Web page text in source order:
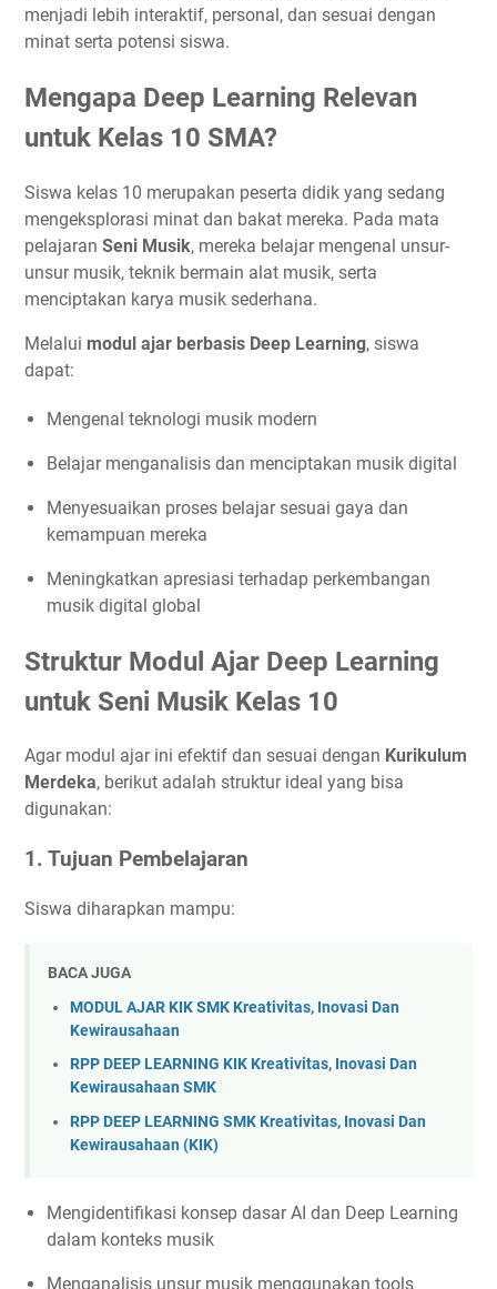
menjadi lebih interaktif, personal, dan sesuai dengan
minat serta potensi siswa.
Mengapa Deep Learning Relevan
untuk Kelas 10 SMA?
Siswa kelas 10 merupakan peserta didik yang sedang
mengeksplorasi minat dan bakat mereka. Pada mata
pelajaran Seni Musik, mereka belajar mengenal unsur-
unsur musik, teknik bermain alat musik, serta
menciptakan karya musik sederhana.
Melalui modul ajar berbasis Deep Learning, siswa
dapat:
Mengenal teknologi musik modern
Belajar menganalisis dan menciptakan musik digital
Menyesuaikan proses belajar sesuai gaya dan
kemampuan mereka
Meningkatkan apresiasi terhadap perkembangan
musik digital global
Struktur Modul Ajar Deep Learning
untuk Seni Musik Kelas 10
Agar modul ajar ini efektif dan sesuai dengan Kurikulum
Merdeka, berikut adalah struktur ideal yang bisa
digunakan:
1. Tujuan Pembelajaran
Siswa diharapkan mampu:
BACA JUGA
MODUL AJAR KIK SMK Kreativitas, Inovasi Dan
Kewirausahaan
RPP DEEP LEARNING KIK Kreativitas, Inovasi Dan
Kewirausahaan SMK
RPP DEEP LEARNING SMK Kreativitas, Inovasi Dan
Kewirausahaan (KIK)
Mengidentifikasi konsep dasar AI dan Deep Learning
dalam konteks musik
Menganalisis unsur musik menggunakan tools